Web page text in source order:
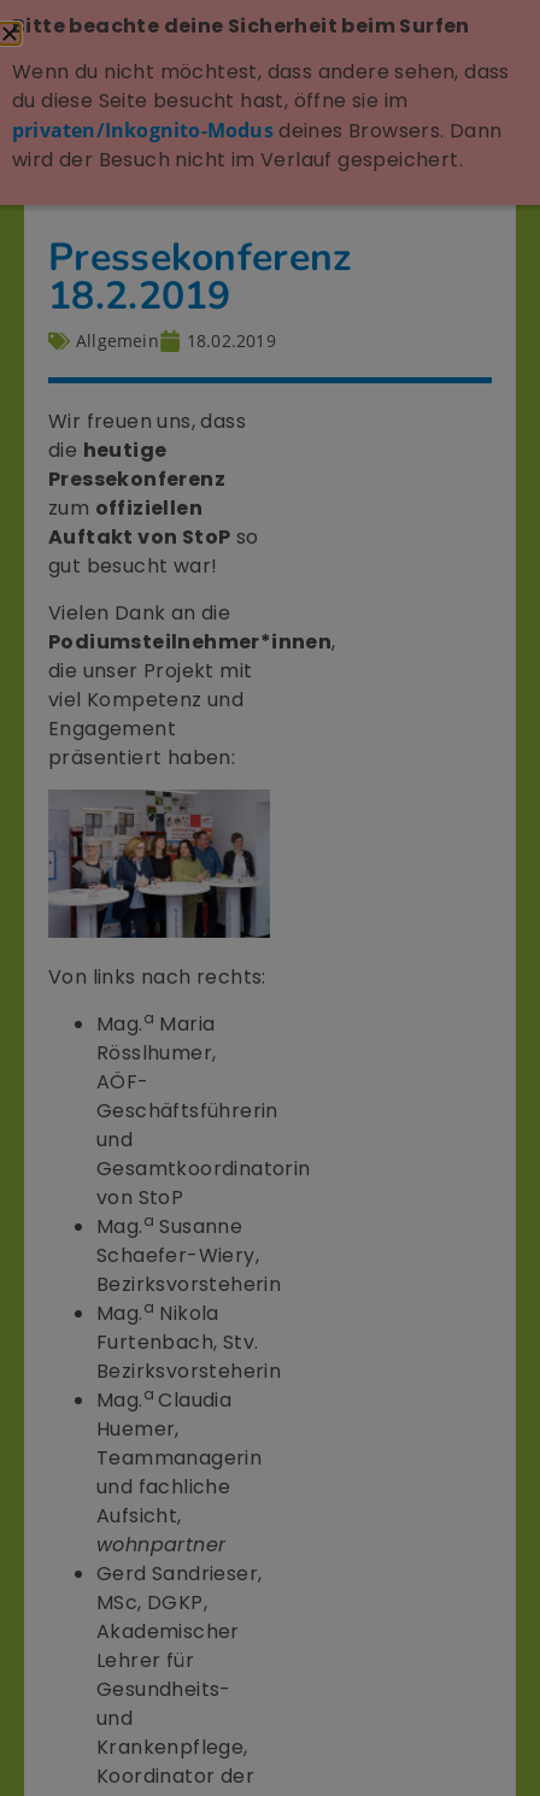
Pressekonferenz
18.2.2019
Allgemein 18.02.2019
Wir freuen uns, dass
die heutige
Pressekonferenz
zum offiziellen
Auftakt von StoP so
gut besucht war!
Vielen Dank an die
Podiumsteilnehmer*innen,
die unser Projekt mit
viel Kompetenz und
Engagement
präsentiert haben:
Von links nach rechts:
Mag.a Maria
Rösslhumer,
AÖF-
Geschäftsführerin
und
Gesamtkoordinatorin
von StoP
Mag.a Susanne
Schaefer-Wiery,
Bezirksvorsteherin
Mag.a Nikola
Furtenbach, Stv.
Bezirksvorsteherin
Mag.a Claudia
Huemer,
Teammanagerin
und fachliche
Aufsicht,
wohnpartner
Gerd Sandrieser,
MSc, DGKP,
Akademischer
Lehrer für
Gesundheits-
und
Krankenpflege,
Koordinator der
Bitte beachte deine Sicherheit beim Surfen
Wenn du nicht möchtest, dass andere sehen, dass
du diese Seite besucht hast, öffne sie im
privaten/Inkognito-Modusdeines Browsers. Dann
wird der Besuch nicht im Verlauf gespeichert.